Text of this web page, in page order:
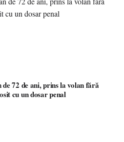
72 de ani, prins la volan fără
cu un dosar penal